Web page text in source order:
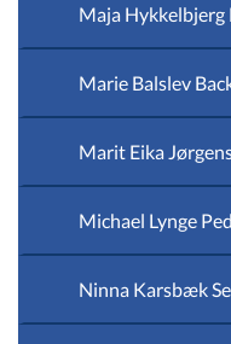
Maja Hykkelbjerg
Marie Balslev
Marit Eika
Michael Lynge
Ninna Karsbæk